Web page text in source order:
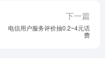
下一篇
电信用户服务评价抽0.2~4元话
费